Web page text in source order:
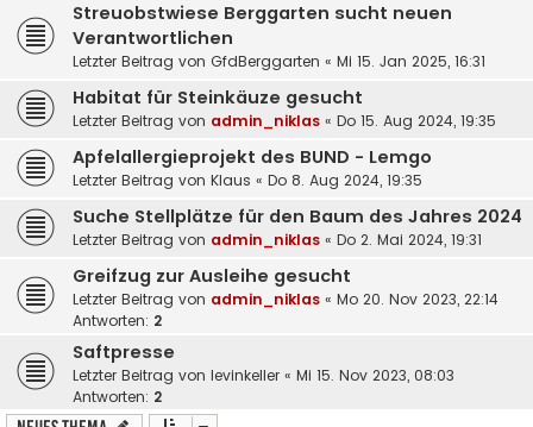
Streuobstwiese Berggarten sucht neuen
Verantwortlichen
Letzter Beitrag von GfdBerggarten « Mi 15. Jan 2025, 16:31
Habitat für Steinkäuze gesucht
Letzter Beitrag von admin_niklas « Do 15. Aug 2024, 19:35
Apfelallergieprojekt des BUND - Lemgo
Letzter Beitrag von Klaus « Do 8. Aug 2024, 19:35
Suche Stellplätze für den Baum des Jahres 2024
Letzter Beitrag von admin_niklas « Do 2. Mai 2024, 19:31
Greifzug zur Ausleihe gesucht
Letzter Beitrag von admin_niklas « Mo 20. Nov 2023, 22:14
Antworten: 2
Saftpresse
Letzter Beitrag von levinkeller « Mi 15. Nov 2023, 08:03
Antworten: 2